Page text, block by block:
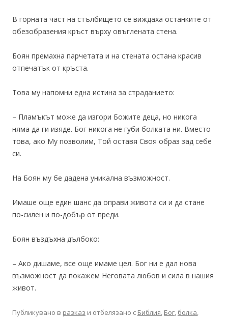
В горната част на стълбището се виждаха останките от
обезобразения кръст върху овъглената стена.
Боян премахна парчетата и на стената остана красив
отпечатък от кръста.
Това му напомни една истина за страданието:
– Пламъкът може да изгори Божите деца, но никога
няма да ги изяде. Бог никога не губи болката ни. Вместо
това, ако Му позволим, Той оставя Своя образ зад себе
си.
На Боян му бе дадена уникална възможност.
Имаше още един шанс да оправи живота си и да стане
по-силен и по-добър от преди.
Боян въздъхна дълбоко:
– Ако дишаме, все още имаме цел. Бог ни е дал нова
възможност да покажем Неговата любов и сила в нашия
живот.
Публикувано в разказ и отбелязано с Библия, Бог, болка,